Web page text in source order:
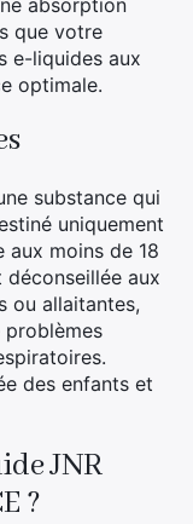
absorption
que votre
e-liquides aux
optimale.
substance qui
uniquement
moins de 18
déconseillée aux
ou allaitantes,
problèmes
des enfants et
JNR
?